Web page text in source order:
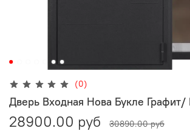
(0)
Дверь Входная Нова Букле Графит/
28900.00 руб
30890.00 руб